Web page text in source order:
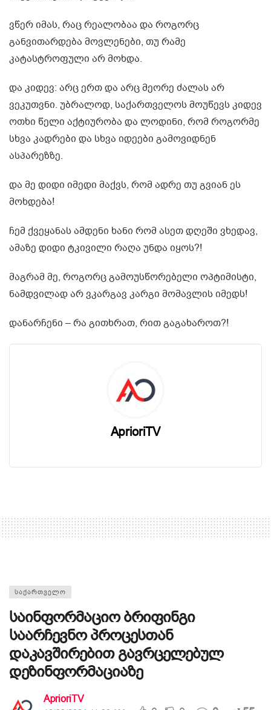
ვწერ იმას, რაც რეალობაა და როგორც
განვითარდება მოვლენები, თუ რამე
კატასტროფული არ მოხდა.
და კიდევ: არც ერთ და არც მეორე ძალას არ
ვეკუთვნი. უბრალოდ, საქართველოს მოუწევს კიდევ
ოთხი წელი აქტიურობა და ლოდინი, რომ როგორმე
სხვა კადრები და სხვა იდეები გამოვიდნენ
ასპარეზზე.
და მე დიდი იმედი მაქვს, რომ ადრე თუ გვიან ეს
მოხდება!
ჩემ ქვეყანას ამდენი ხანი რომ ასეთ დღეში ვხედავ,
ამაზე დიდი ტკივილი რაღა უნდა იყოს?!
მაგრამ მე, როგორც გამოუსწორებელი ოპტიმისტი,
ნამდვილად არ ვკარგავ კარგი მომავლის იმედს!
დანარჩენი – რა გითხრათ, რით გაგახაროთ?!
AprioriTV
ᲡᲐᲥᲐᲠᲗᲕᲔᲚᲝ
საინფორმაციო ბრიფინგი
საარჩევნო პროცესთან
დაკავშირებით გავრცელებულ
დეზინფორმაციაზე
AprioriTV